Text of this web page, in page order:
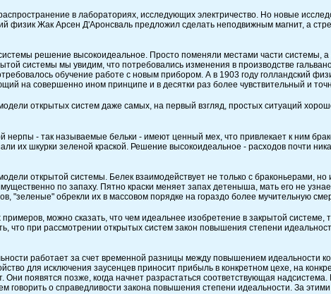
в лабораториях, исследующих электричество. Но новые
физик Жак Арсен Д'Аронсваль предложил сделать неподвижным магнит, а
решение высокоидеальное. Просто поменяли местами части системы, а
системы мы увидим, что потребовались изменения в производстве
обучение работе с новым прибором. А в 1903 году голландский
на совершенно ином принципе и в десятки раз более чувствительный и
открытых систем даже самых, на первый взгляд, простых ситуаций
нерпы - так называемые бельки - имеют ценный мех, что привлекает к ним
их шкурки зеленой краской. Решение высокоидеальное - расходов почти
открытой системы. Белек взаимодействует не только с браконьерами,
по запаху. Пятно краски меняет запах детеныша, мать его не
"зеленые" обрекли их в массовом порядке на гораздо более мучительную
можно сказать, что чем идеальнее изобретение в закрытой
что при рассмотрении открытых систем закон повышения степени
работает за счет временной разницы между повышением идеальности
для исключения заусенцев приносит прибыль в конкретном цехе, на
Они появятся позже, когда начнет разрастаться соответствующая
о справедливости закона повышения степени идеальности. За